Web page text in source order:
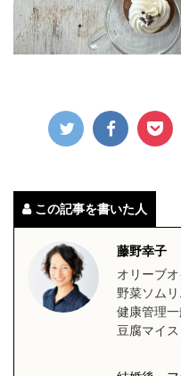
この記事を書いた人
藤野幸子
オリーブ
野菜ソム
健康管理
豆腐マイ